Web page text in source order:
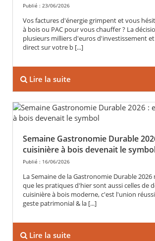
Publié : 23/06/2026
Vos factures d'énergie grimpent et vous
à bois ou PAC pour vous chauffer ? La
plusieurs milliers d'euros d'investissement
direct sur votre b [...]
Lire la suite
Semaine Gastronomie Durable
cuisinière à bois devenait le
Publié : 16/06/2026
La Semaine de la Gastronomie Durable
que les pratiques d'hier sont aussi celles de
cuisinière à bois moderne, c'est l'union
geste patrimonial & la [...]
Lire la suite